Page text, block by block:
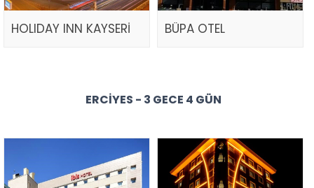
HOLIDAY INN KAYSERİ BÜPA OTEL
ERCIYES - 3 GECE 4 GÜN